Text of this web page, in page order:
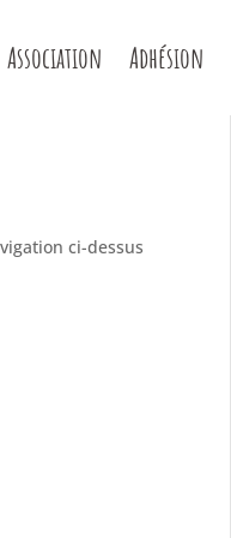
Association Adhésion
ci-dessus